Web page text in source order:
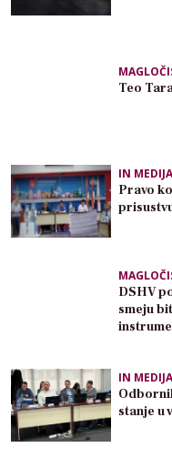
Teo
IN MEDIJA
Pravo
DSHV
smeju
IN MEDIJA
stanje u